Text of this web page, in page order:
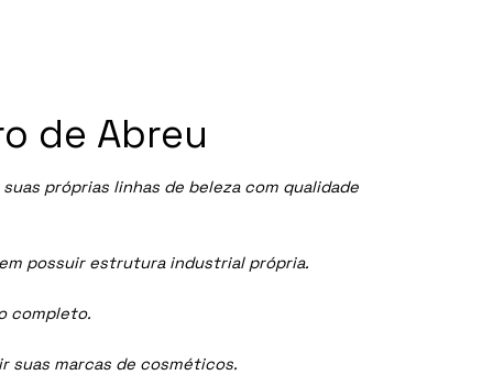
próprias linhas de beleza com qualidade
possuir estrutura industrial própria.
completo.
suas marcas de cosméticos.
de Abreu